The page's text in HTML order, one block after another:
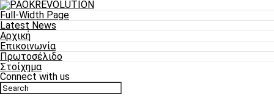
Full-Width Page
Latest News
Αρχική
Επικοινωνία
Πρωτοσέλιδο
Στοίχημα
Connect with us